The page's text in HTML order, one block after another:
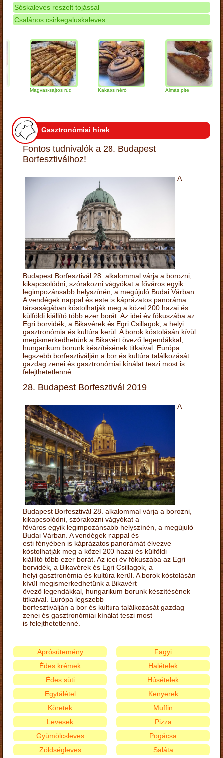
Sóskaleves reszelt tojással
Csalános csirkegaluskaleves
Magvas-sajtos rúd Kakaós néró Almás pite
Gasztronómiai hírek
Fontos tudnivalók a 28. Budapest
Borfesztiválhoz!
A
Budapest Borfesztivál 28. alkalommal várja a borozni,
kikapcsolódni, szórakozni vágyókat a főváros egyik
legimpozánsabb helyszínén, a megújuló Budai Várban.
A vendégek nappal és este is káprázatos panoráma
társaságában kóstolhatják meg a közel 200 hazai és
külföldi kiállító több ezer borát. Az idei év fókuszába az
Egri borvidék, a Bikavérek és Egri Csillagok, a helyi
gasztronómia és kultúra kerül. A borok kóstolásán kívül
megismerkedhetünk a Bikavért övező legendákkal,
hungarikum borunk készítésének titkaival. Európa
legszebb borfesztiválján a bor és kultúra találkozását
gazdag zenei és gasztronómiai kínálat teszi most is
felejthetetlenné.
28. Budapest Borfesztivál 2019
A
Budapest Borfesztivál 28. alkalommal várja a borozni,
kikapcsolódni, szórakozni vágyókat a
főváros egyik legimpozánsabb helyszínén, a megújuló
Budai Várban. A vendégek nappal és
esti fényében is káprázatos panorámát élvezve
kóstolhatják meg a közel 200 hazai és külföldi
kiállító több ezer borát. Az idei év fókuszába az Egri
borvidék, a Bikavérek és Egri Csillagok, a
helyi gasztronómia és kultúra kerül. A borok kóstolásán
kívül megismerkedhetünk a Bikavért
övező legendákkal, hungarikum borunk készítésének
titkaival. Európa legszebb
borfesztiválján a bor és kultúra találkozását gazdag
zenei és gasztronómiai kínálat teszi most
is felejthetetlenné.
Aprósütemény
Édes krémek
Édes süti
Egytálétel
Fagyi
Halételek
Húsételek
Kenyerek
Köretek
Levesek
Gyümölcsleves
Zöldségleves
Muffin
Pizza
Pogácsa
Saláta